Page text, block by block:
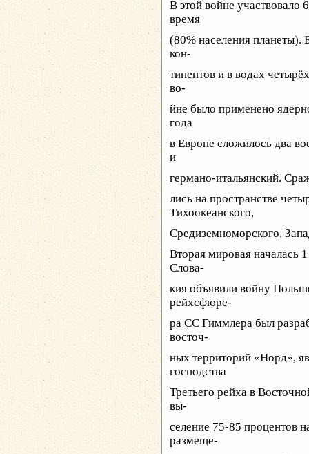
В этой войне участвовало
время
(80% населения планеты).
кон-
тинентов и в водах
во-
йне было применено
года
в Европе сложилось два
и
германо-итальянский.
лись на пространстве
Тихоокеанского,
Средиземноморского,
Вторая мировая началась
Слова-
кия объявили войну
рейхсфюре-
ра СС Гиммлера был
восточ-
ных территорий «Норд»,
господства
Третьего рейха в
вы-
селение 75-85 процентов
размеще-